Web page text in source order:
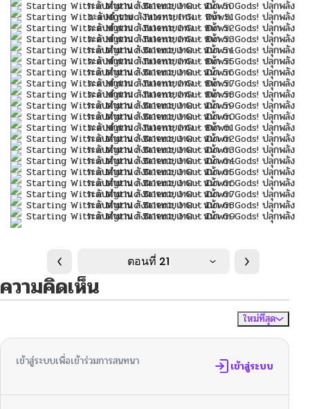
ตอนที่ 21
ความคิดเห็น
ใหม่ที่สุด
เข้าสู่ระบบเพื่อเข้าร่วมการสนทนา เข้าสู่ระบบ